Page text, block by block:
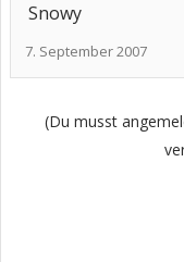
Snowy
7. September 2007
(Du musst